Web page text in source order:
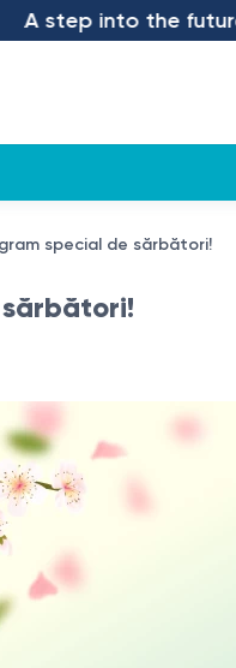
step into the future –
special de sărbători!